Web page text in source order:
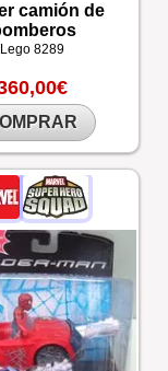
camión de
Lego 8289